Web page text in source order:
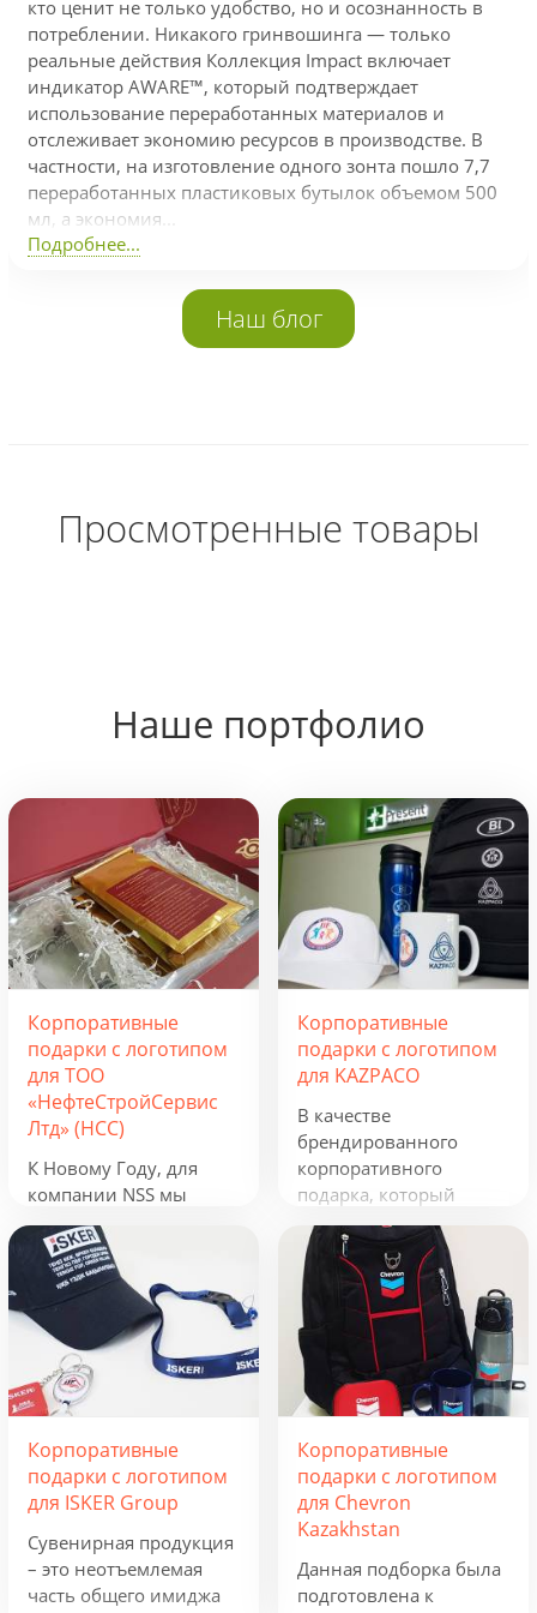
кто ценит не только удобство, но и осознанность в
потреблении. Никакого гринвошинга — только
реальные действия Коллекция Impact включает
индикатор AWARE™, который подтверждает
использование переработанных материалов и
отслеживает экономию ресурсов в производстве. В
частности, на изготовление одного зонта пошло 7,7
переработанных пластиковых бутылок объемом 500
мл, а экономия...
Подробнее...
Наш блог
Просмотренные товары
Наше портфолио
Корпоративные
подарки с логотипом
для ТОО
«НефтеСтройСервис
Лтд» (НСС)
К Новому Году, для
компании NSS мы
разработали
креативную подборку
из наборов «Кофеист»,
«Christmas Sky» и
«Adora». Вглядываться
в черное, как смоль,
зимнее небо и
подмигивать в ответ
Вдыхать ягодный
аромат чая и ощущать
кислинку варенья на
языке. Остановись,
мгновение! В
предпраздничной
Корпоративные
подарки с логотипом
для KAZPACO
В качестве
брендированного
корпоративного
подарка, который
можно использовать в
течение всего года, мы
предложили набор из
рюкзака, фонарика,
термокружки и
беспроводного
зарядного устройства.
Эти сувениры с
сферу деятельности
группы компаний и
будут полезны всем,
кто ведет активную
бизнес-деятельность.
Корпоративные
подарки с логотипом
для ISKER Group
Сувенирная продукция
– это неотъемлемая
часть общего имиджа
Корпоративные
подарки с логотипом
для Chevron
Kazakhstan
Данная подборка была
подготовлена к